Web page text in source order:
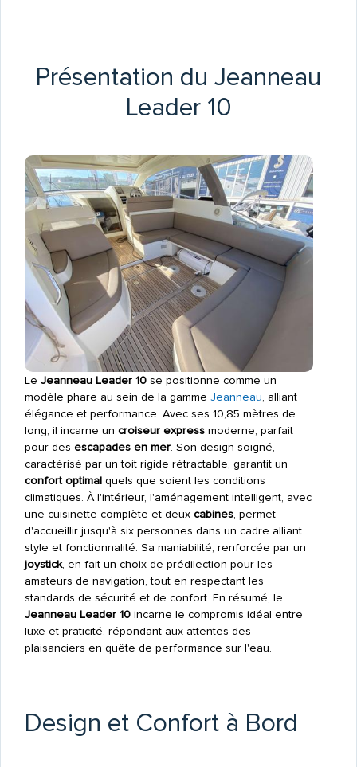
Présentation du Jeanneau
Leader 10
Le Jeanneau Leader 10se positionne comme un
modèle phare au sein de la gamme Jeanneau, alliant
élégance et performance. Avec ses 10,85 mètres de
long, il incarne un croiseur expressmoderne, parfait
pour des escapades en mer. Son design soigné,
caractérisé par un toit rigide rétractable, garantit un
confort optimalquels que soient les conditions
climatiques. À l'intérieur, l'aménagement intelligent, avec
une cuisinette complète et deux cabines, permet
d'accueillir jusqu'à six personnes dans un cadre alliant
style et fonctionnalité. Sa maniabilité, renforcée par un
joystick, en fait un choix de prédilection pour les
amateurs de navigation, tout en respectant les
standards de sécurité et de confort. En résumé, le
Jeanneau Leader 10incarne le compromis idéal entre
luxe et praticité, répondant aux attentes des
plaisanciers en quête de performance sur l'eau.
Design et Confort à Bord